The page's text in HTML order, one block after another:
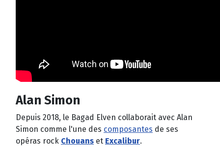
Alan Simon
Depuis 2018, le Bagad Elven collaborait avec Alan
Simon comme l'une des composantes de ses
opéras rock Chouans et Excalibur.